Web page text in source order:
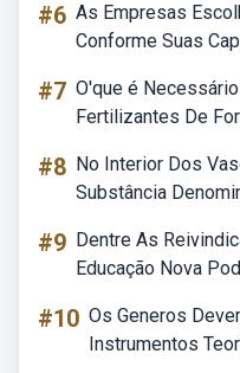
#6 As Empresas
Conforme Suas
#7 O'que é
Fertilizantes De
#8 No Interior Dos
Substância
#9 Dentre As
Educação Nova
#10 Os Generos
Instrumentos